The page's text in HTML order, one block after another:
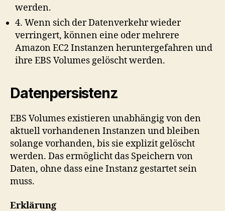
werden.
4. Wenn sich der Datenverkehr wieder
verringert, können eine oder mehrere
Amazon EC2 Instanzen heruntergefahren und
ihre EBS Volumes gelöscht werden.
Datenpersistenz
EBS Volumes existieren unabhängig von den
aktuell vorhandenen Instanzen und bleiben
solange vorhanden, bis sie explizit gelöscht
werden. Das ermöglicht das Speichern von
Daten, ohne dass eine Instanz gestartet sein
muss.
Erklärung